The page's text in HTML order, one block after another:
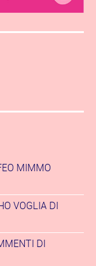
MIMMO
VOGLIA DI
DI